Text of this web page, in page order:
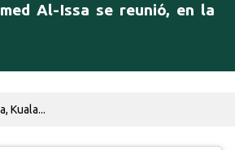
Al-Issa se reunió, en la
Kuala...